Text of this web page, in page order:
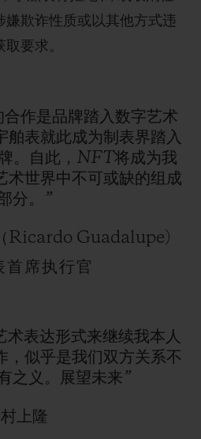
欺诈性质或以其他方式违
要求。
合作是品牌踏入数字艺术
舶表就此成为制表界踏入
。自此，NFT将成为我
术世界中不可或缺的组成
分。”
Ricardo Guadalupe)
首席执行官
表达形式来继续我本人
，似乎是我们双方关系不
之义。展望未来”
村上隆